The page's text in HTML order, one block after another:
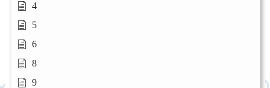
4
5
6
8
9